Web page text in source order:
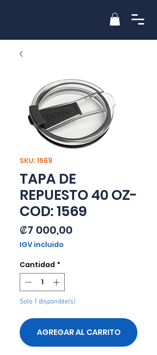
SKU: 1569
TAPA DE
REPUESTO 40 OZ-
COD: 1569
₡7 000,00
IGV incluido
Cantidad *
Solo 1 disponible(s)
AGREGAR AL CARRITO